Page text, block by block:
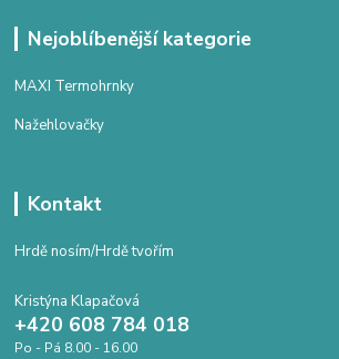
Nejoblíbenější kategorie
MAXI Termohrnky
Nažehlovačky
Kontakt
Hrdě nosím/Hrdě tvořím
Kristýna Klapačová
+420 608 784 018
Po - Pá 8.00 - 16.00